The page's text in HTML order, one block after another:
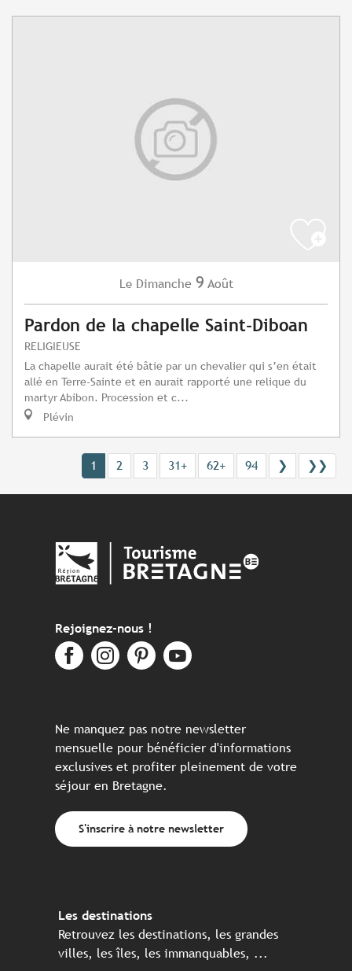
Le Dimanche 9 Août
Pardon de la chapelle Saint-Diboan
RELIGIEUSE
La chapelle aurait été bâtie par un chevalier qui s’en était
allé en Terre-Sainte et en aurait rapporté une relique du
martyr Abibon. Procession et c...
Plévin
1 2 3 31+ 62+ 94 ❯ ❯❯
Rejoignez-nous !
Ne manquez pas notre newsletter
mensuelle pour bénéficier d'informations
exclusives et profiter pleinement de votre
séjour en Bretagne.
S'inscrire à notre newsletter
Les destinations
Retrouvez les destinations, les grandes
villes, les îles, les immanquables, ...